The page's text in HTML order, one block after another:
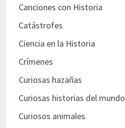
Canciones con Historia
Catástrofes
Ciencia en la Historia
Crímenes
Curiosas hazañas
Curiosas historias del mundo
Curiosos animales